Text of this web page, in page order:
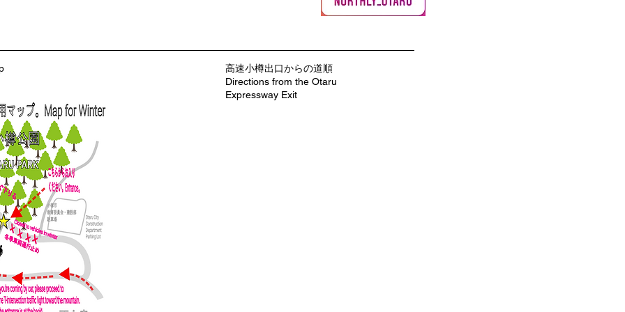
​高速小樽出口からの道順
Directions from the Otaru
Expressway Exit